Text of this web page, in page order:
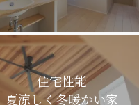
住宅性能
夏涼しく冬暖かい家